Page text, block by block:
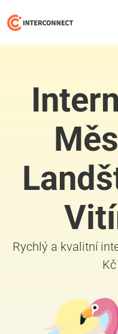
Rychlý a kvalitní